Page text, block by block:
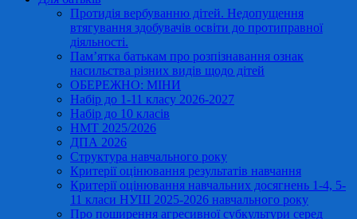
Протидія вербуванню дітей. Недопущення
втягування здобувачів освіти до протиправної
діяльності.
Пам’ятка батькам про розпізнавання ознак
насильства різних видів щодо дітей
ОБЕРЕЖНО: МІНИ
Набір до 1-11 класу 2026-2027
Набір до 10 класів
НМТ 2025/2026
ДПА 2026
Структура навчального року
Критерії оцінювання результатів навчання
Критерії оцінювання навчальних досягнень 1-4, 5-
11 класи НУШ 2025-2026 навчального року
Про поширення агресивної субкультури серед